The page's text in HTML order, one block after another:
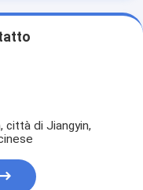
città di Jiangyin,